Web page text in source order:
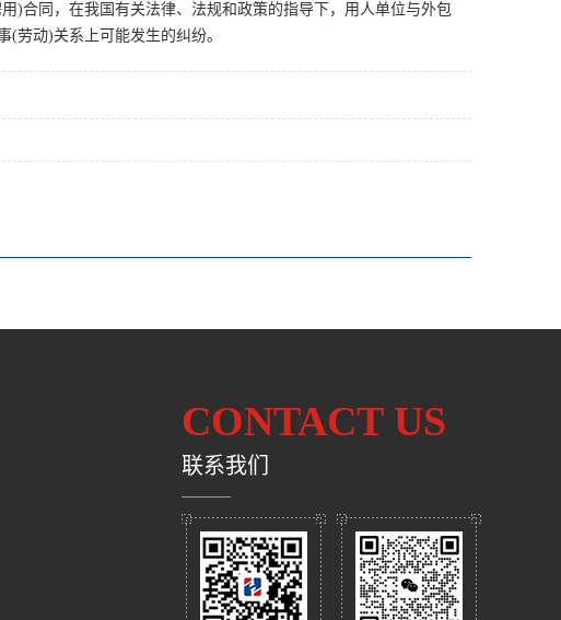
同，在我国有关法律、法规和政策的指导下，用人单位与外包
劳动)关系上可能发生的纠纷。
CONTACT US
联系我们